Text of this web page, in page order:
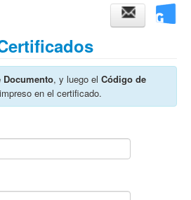
Documento, y luego el Código de
impreso en el certificado.